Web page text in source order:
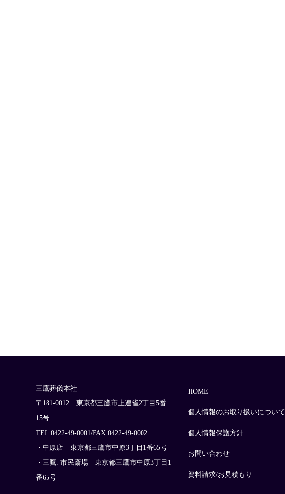
三鷹葬儀本社
〒181-0012 東京都三鷹市上連雀2丁目5番
15号
TEL:0422-49-0001/FAX:0422-49-0002
・中原店 東京都三鷹市中原3丁目1番65号
・三鷹. 市民斎場 東京都三鷹市中原3丁目1
番65号
HOME
個人情報のお取り扱いについて
個人情報保護方針
お問い合わせ
資料請求/お見積もり